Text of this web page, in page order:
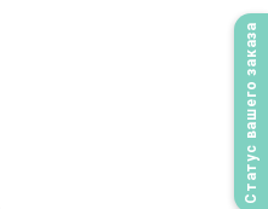
Статус вашего заказа